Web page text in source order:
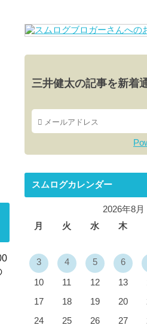
三井健太の記事を新着
スムログカレンダー
2026年8月
月
火 水 木
3 4 5 6
10 11 12 13
17
18 19 20
24
25 26 27